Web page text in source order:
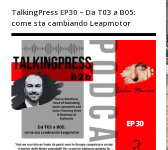
TalkingPress EP30 – Da T03 a B05:
come sta cambiando Leapmotor